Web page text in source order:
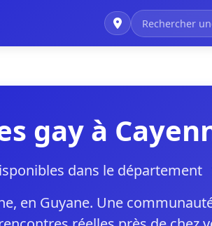
gay à
dans le département
en Guyane. Une